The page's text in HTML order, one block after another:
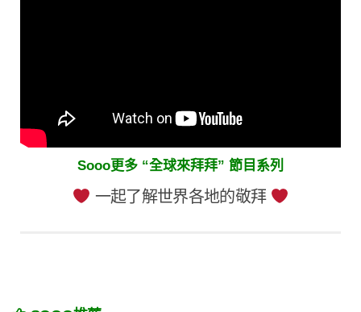
Sooo更多 “全球來拜拜” 節目系列
一起了解世界各地的敬拜